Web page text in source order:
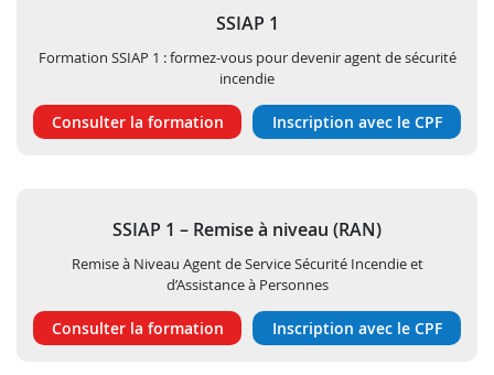
SSIAP 1
Formation SSIAP 1 : formez-vous pour devenir agent de sécurité
incendie
Consulter la formation Inscription avec le CPF
SSIAP 1 – Remise à niveau (RAN)
Remise à Niveau Agent de Service Sécurité Incendie et
d’Assistance à Personnes
Consulter la formation Inscription avec le CPF